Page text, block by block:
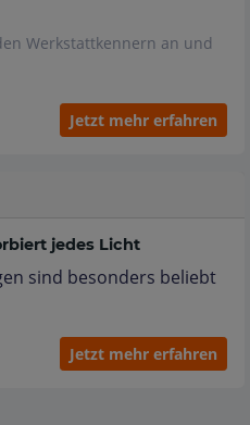
Werkstattkennern an und
Jetzt mehr erfahren
jedes Licht
sind besonders beliebt
Jetzt mehr erfahren